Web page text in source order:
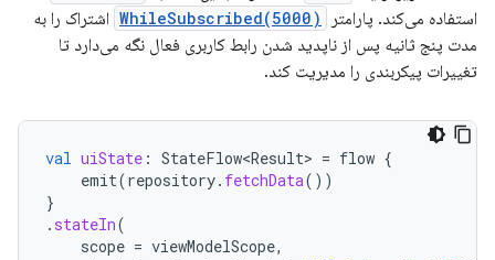
استفاده می‌کند. پارامتر WhileSubscribed(5000) اشتراک را به
مدت پنج ثانیه پس از ناپدید شدن رابط کاربری فعال نگه می‌دارد تا
تغییرات پیکربندی را مدیریت کند.
val uiState : StateFlow<Result> = flow {
emit(repository. fetchData())
}
. stateIn(
scope = viewModelScope,